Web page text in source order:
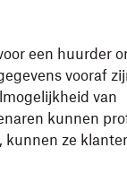
een huurder
vooraf
van
kunnen
kunnen ze